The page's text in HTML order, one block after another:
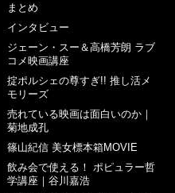
まとめ
インタビュー
ジェーン・スー＆高橋芳朗 ラブ
コメ映画講座
掟ポルシェの尊すぎ!! 推し活メ
モリーズ
売れている映画は面白いのか｜
菊地成孔
篠山紀信 美女標本箱MOVIE
飲み会で使える！ ポピュラー哲
学講座｜谷川嘉浩